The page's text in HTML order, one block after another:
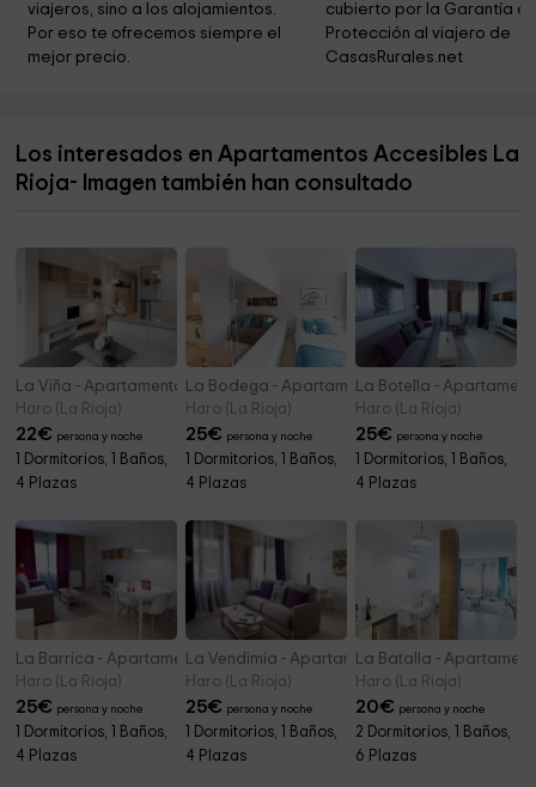
El Parque
Ayuntamiento de Castroviejo 8,8 km
Ayuntamiento de Almarza de Cameros 9,2 km
Iglesia la Asuncion
viajeros, sino a los alojamientos.
Por eso te ofrecemos siempre el
mejor precio.
cubierto por la Garantía
Protección al viajero de
CasasRurales.net
Los interesados en Apartamentos Accesibles La
Rioja- Imagen también han consultado
La Viña - Apartamentos Beethoven
Haro (La Rioja)
22€ persona y noche
1 Dormitorios, 1 Baños,
4 Plazas
La Bodega - Apartamentos Beethoven
Haro (La Rioja)
25€ persona y noche
1 Dormitorios, 1 Baños,
4 Plazas
La Botella -
Haro (La Rioja)
25€ persona y noche
1 Dormitorios, 1 Baños,
4 Plazas
La Barrica - Apartamentos Beethoven
Haro (La Rioja)
25€ persona y noche
1 Dormitorios, 1 Baños,
4 Plazas
La Vendimia - Apartamentos Beethoven
Haro (La Rioja)
25€ persona y noche
1 Dormitorios, 1 Baños,
4 Plazas
La Batalla -
Haro (La Rioja)
20€ persona y noche
2 Dormitorios, 1 Baños,
6 Plazas